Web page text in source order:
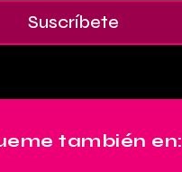
Suscríbete
también en: